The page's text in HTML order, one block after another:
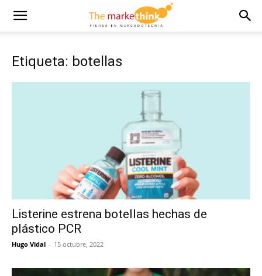
Etiqueta: botellas
Listerine estrena botellas hechas de
plástico PCR
Hugo Vidal - 15 octubre, 2022